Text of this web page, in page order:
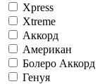
Xpress
Xtreme
Аккорд
Американ
Болеро Аккорд
Генуя